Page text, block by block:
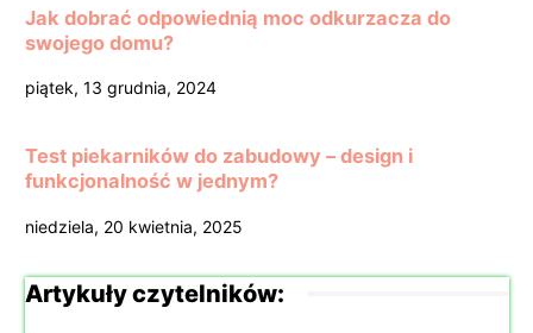
Jak dobrać odpowiednią moc odkurzacza do
swojego domu?
piątek, 13 grudnia, 2024
Test piekarników do zabudowy – design i
funkcjonalność w jednym?
niedziela, 20 kwietnia, 2025
Artykuły czytelników: